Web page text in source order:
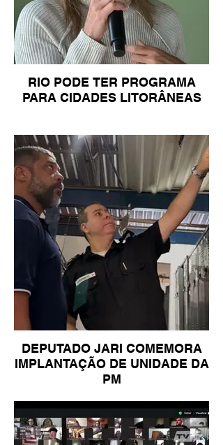
RIO PODE TER PROGRAMA
PARA CIDADES LITORÂNEAS
DEPUTADO JARI COMEMORA
IMPLANTAÇÃO DE UNIDADE DA
PM